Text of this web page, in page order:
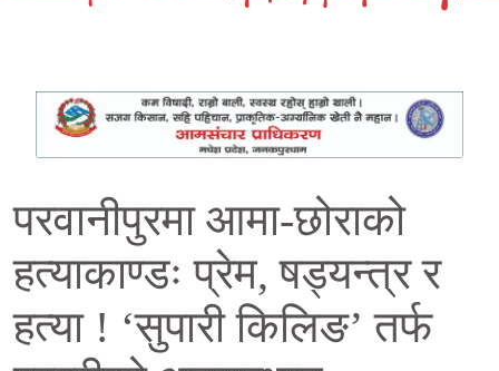
परवानीपुरमा आमा-छोराको
हत्याकाण्डः प्रेम, षड्यन्त्र र
हत्या ! ‘सुपारी किलिङ’ तर्फ